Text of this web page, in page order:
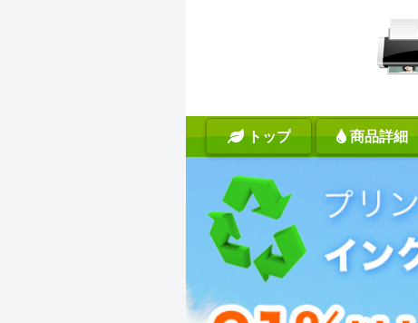
トップ 商品詳細